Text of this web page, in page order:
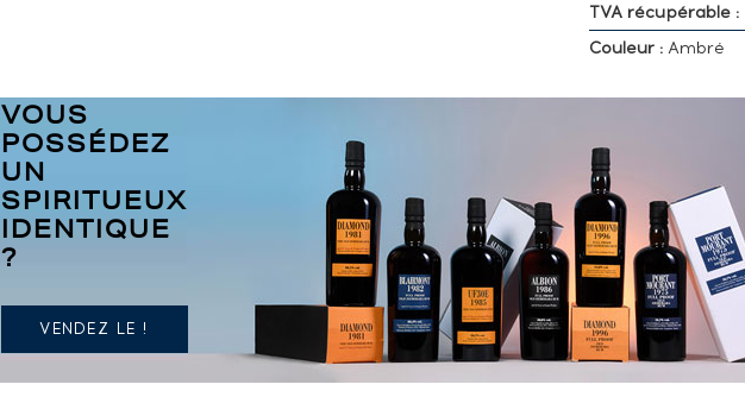
TVA récupérable :
Couleur : Ambré
VOUS
POSSÉDEZ
UN
SPIRITUEUX
IDENTIQUE
?
VENDEZ LE !